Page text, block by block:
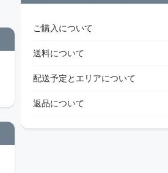
ご購入について
送料について
配送予定とエリアについて
返品について